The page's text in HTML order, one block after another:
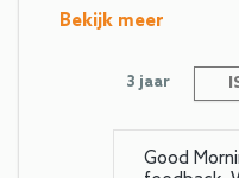
bekijk meer
3 jaar
Good